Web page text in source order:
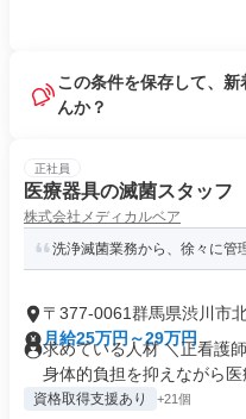
この条件を保存して、
んか？
正社員
医療器具の滅菌スタッフ
株式会社メディカルベア
洗浄滅菌業務から、徐々に管
〒377-0061群馬県渋川市
月給25万円～29万円
求めている人材 ＼正看護
身体的負担を抑えながら医
資格取得支援あり +21個